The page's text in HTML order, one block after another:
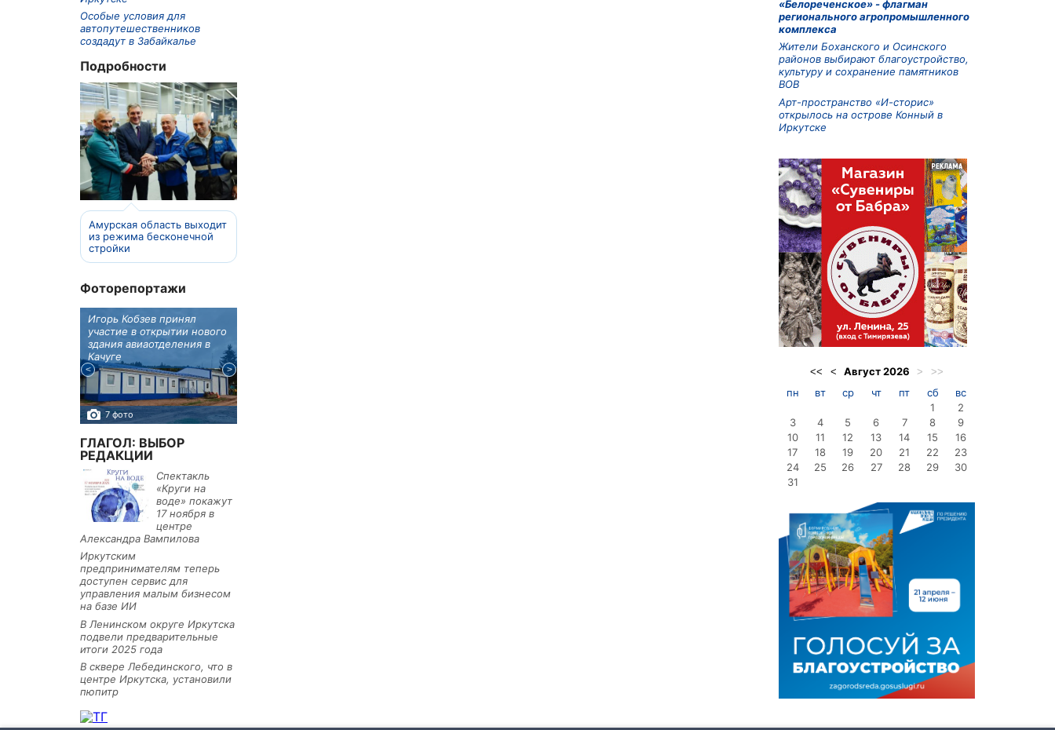
Особые условия для
автопутешественников
создадут в Забайкалье
Подробности
Амурская область выходит
из режима бесконечной
стройки
Фоторепортажи
Игорь Кобзев принял
участие в открытии нового
здания авиаотделения в
Качуге
7 фото
ГЛАГОЛ: ВЫБОР
РЕДАКЦИИ
Спектакль
«Круги на
воде» покажут
17 ноября в
центре
Александра Вампилова
Иркутским
предпринимателям теперь
доступен сервис для
управления малым бизнесом
на базе ИИ
В Ленинском округе Иркутска
подвели предварительные
итоги 2025 года
В сквере Лебединского, что в
центре Иркутска, установили
пюпитр
«Белореченское» - флагман
регионального агропромышленного
комплекса
Жители Боханского и Осинского
районов выбирают благоустройство,
культуру и сохранение памятников
ВОВ
Арт-пространство «И-сторис»
открылось на острове Конный в
Иркутске
<< < Август2026 > >>
пн вт ср чт пт сб
вс
1
2
3
4 5 6 7 8
9
10
11 12 13 14 15
16
17
18 19 20 21 22
23
24
25 26 27 28 29
30
31